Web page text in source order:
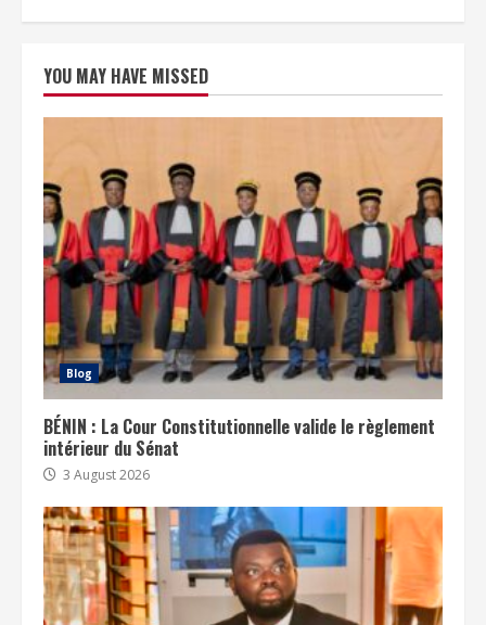
YOU MAY HAVE MISSED
Blog
BÉNIN : La Cour Constitutionnelle valide le règlement
intérieur du Sénat
3 August 2026